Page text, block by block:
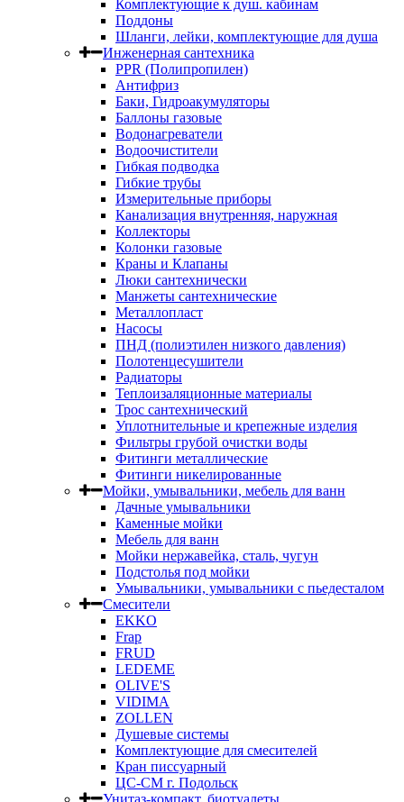
Комплектующие к душ. кабинам
Поддоны
Шланги, лейки, комплектующие для душа
Инженерная сантехника
PPR (Полипропилен)
Антифриз
Баки, Гидроакумуляторы
Баллоны газовые
Водонагреватели
Водоочистители
Гибкая подводка
Гибкие трубы
Измерительные приборы
Канализация внутренняя, наружная
Коллекторы
Колонки газовые
Краны и Клапаны
Люки сантехнически
Манжеты сантехнические
Металлопласт
Насосы
ПНД (полиэтилен низкого давления)
Полотенцесушители
Радиаторы
Теплоизаляционные материалы
Трос сантехнический
Уплотнительные и крепежные изделия
Фильтры грубой очистки воды
Фитинги металлические
Фитинги никелированные
Мойки, умывальники, мебель для ванн
Дачные умывальники
Каменные мойки
Мебель для ванн
Мойки нержавейка, сталь, чугун
Подстолья под мойки
Умывальники, умывальники с пьедесталом
Смесители
EKKO
Frap
FRUD
LEDEME
OLIVE'S
VIDIMA
ZOLLEN
Душевые системы
Комплектующие для смесителей
Кран писсуарный
ЦС-СМ г. Подольск
Унитаз-компакт, биотуалеты